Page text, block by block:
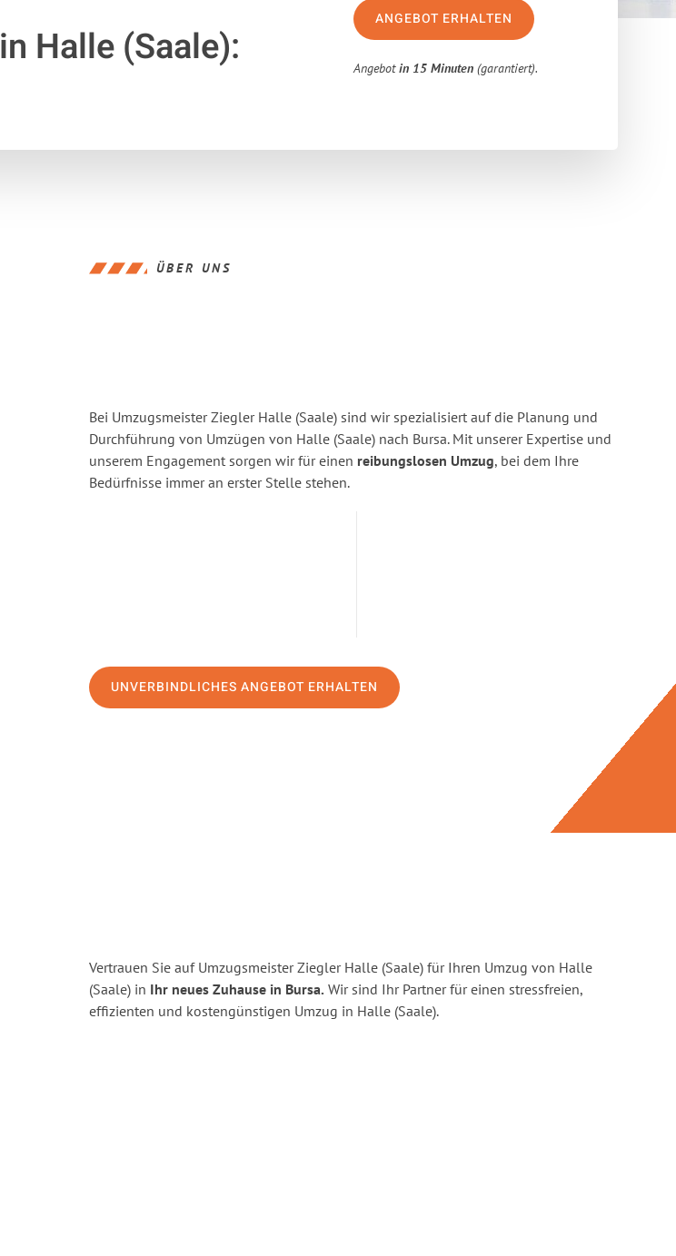
in Halle (Saale):
ANGEBOT ERHALTEN
Angebotin 15 Minuten (garantiert).
ÜBER UNS
Bei Umzugsmeister Ziegler Halle (Saale) sind wir spezialisiert auf die Planung und
Durchführung von Umzügen von Halle (Saale) nach Bursa. Mit unserer Expertise und
unserem Engagement sorgen wir für einen reibungslosen Umzug, bei dem Ihre
Bedürfnisse immer an erster Stelle stehen.
UNVERBINDLICHES ANGEBOT ERHALTEN
Vertrauen Sie auf Umzugsmeister Ziegler Halle (Saale) für Ihren Umzug von Halle
(Saale) in Ihr neues Zuhause in Bursa. Wir sind Ihr Partner für einen stressfreien,
effizienten und kostengünstigen Umzug in Halle (Saale).